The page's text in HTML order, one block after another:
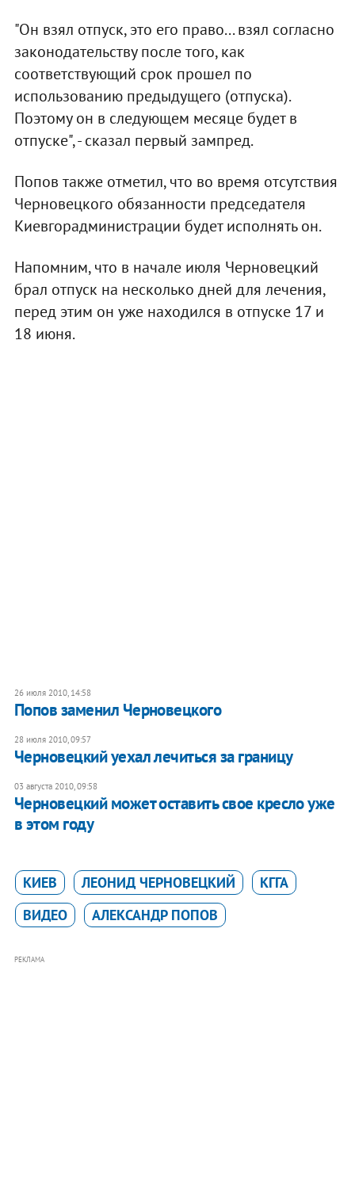
"Он взял отпуск, это его право... взял согласно
законодательству после того, как
соответствующий срок прошел по
использованию предыдущего (отпуска).
Поэтому он в следующем месяце будет в
отпуске", - сказал первый зампред.
Попов также отметил, что во время отсутствия
Черновецкого обязанности председателя
Киевгорадминистрации будет исполнять он.
Напомним, что в начале июля Черновецкий
брал отпуск на несколько дней для лечения,
перед этим он уже находился в отпуске 17 и
18 июня.
26 июля 2010, 14:58
Попов заменил Черновецкого
28 июля 2010, 09:57
Черновецкий уехал лечиться за границу
03 августа 2010, 09:58
Черновецкий может оставить свое кресло уже
в этом году
КИЕВ ЛЕОНИД ЧЕРНОВЕЦКИЙ
КГГА
ВИДЕО
АЛЕКСАНДР ПОПОВ
РЕКЛАМА